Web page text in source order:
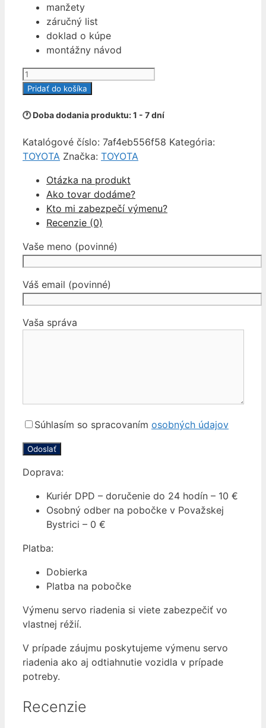
manžety
záručný list
doklad o kúpe
montážny návod
množstvo
SERVORIADENIE
COROLLA
8
E110
Pridať do košíka
🕐 Doba dodania produktu: 1 - 7 dní
Katalógové číslo: 7af4eb556f58 Kategória:
TOYOTA Značka: TOYOTA
Otázka na produkt
Ako tovar dodáme?
Kto mi zabezpečí výmenu?
Recenzie (0)
Vaše meno (povinné)
Váš email (povinné)
Vaša správa
Súhlasím so spracovaním osobných údajov
Doprava:
Kuriér DPD – doručenie do 24 hodín – 10 €
Osobný odber na pobočke v Považskej
Bystrici – 0 €
Platba:
Dobierka
Platba na pobočke
Výmenu servo riadenia si viete zabezpečiť vo
vlastnej réžií.
V prípade záujmu poskytujeme výmenu servo
riadenia ako aj odtiahnutie vozidla v prípade
potreby.
Recenzie